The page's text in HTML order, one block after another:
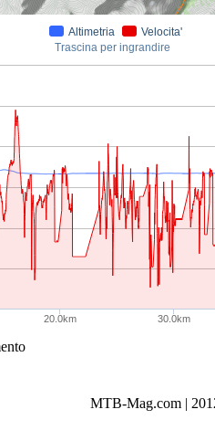
Trascina per ingrandire
Altimetria Velocita'
20.0km 30.0km
MTB-Mag.com |